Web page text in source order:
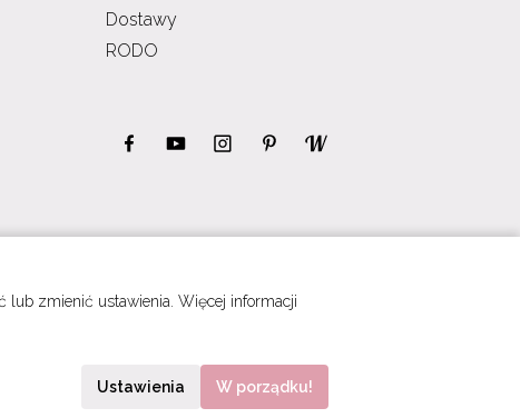
Dostawy
RODO
lub zmienić ustawienia. Więcej informacji
Ustawienia W porządku!